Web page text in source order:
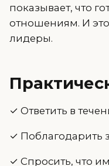
показывает, что
отношениям. И
лидеры.
✓ Ответить в
✓ Поблагодарить
✓ Спросить, что